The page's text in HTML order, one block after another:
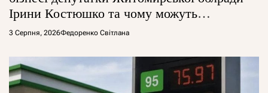
Ірини Костюшко та чому можуть
арештувати її активи
3 Серпня, 2026Федоренко Світлана